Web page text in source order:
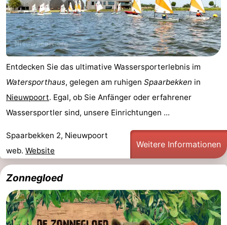
Entdecken Sie das ultimative Wassersporterlebnis im
Watersporthaus, gelegen am ruhigen Spaarbekken in
Nieuwpoort. Egal, ob Sie Anfänger oder erfahrener
Wassersportler sind, unsere Einrichtungen ...
Spaarbekken 2, Nieuwpoort
web. Website
Weitere Informationen
Zonnegloed